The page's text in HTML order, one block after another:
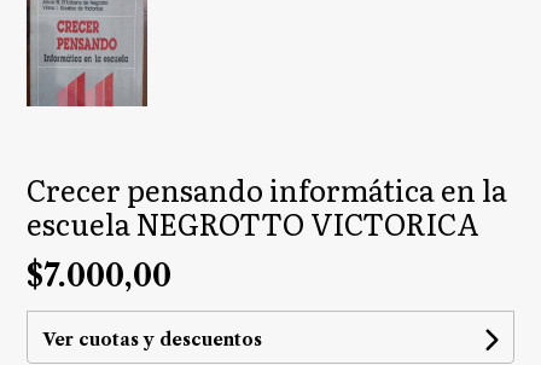
Crecer pensando informática en la
escuela NEGROTTO VICTORICA
$7.000,00
Ver cuotas y descuentos